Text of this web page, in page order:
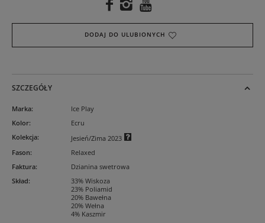
DODAJ DO ULUBIONYCH
SZCZEGÓŁY
Marka:
Ice Play
Kolor:
Ecru
Kolekcja:
Jesień/Zima 2023
Fason:
Relaxed
Faktura:
Dzianina swetrowa
Skład:
33% Wiskoza
23% Poliamid
20% Bawełna
20% Wełna
4% Kaszmir